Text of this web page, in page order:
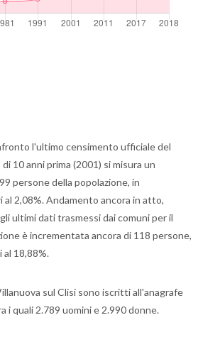
l'ultimo censimento ufficiale del
10 anni prima (2001) si misura un
persone della popolazione, in
al 2,08%. Andamento ancora in atto,
ultimi dati trasmessi dai comuni per il
è incrementata ancora di 118 persone,
al 18,88%.
sul Clisi sono iscritti all'anagrafe
i quali 2.789 uomini e 2.990 donne.